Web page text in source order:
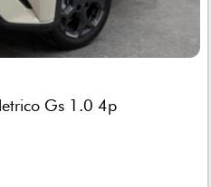
Gs 1.0 4p